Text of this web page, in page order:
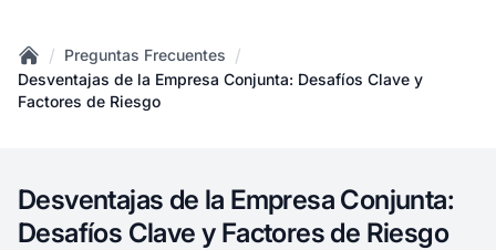
Home
/ Preguntas Frecuentes /
Desventajas de la Empresa Conjunta: Desafíos Clave y
Factores de Riesgo
Desventajas de la Empresa Conjunta:
Desafíos Clave y Factores de Riesgo